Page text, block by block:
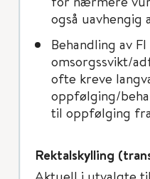
også uavhengig
Behandling av
omsorgssvikt/
ofte kreve
oppfølging/
til oppfølging
Rektalskylling